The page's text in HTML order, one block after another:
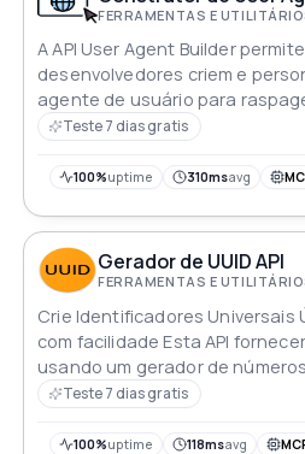
satisfying various constraints.
FERRAMENTAS E
A API User Agent Builder
desenvolvedores criem e
agente de usuário para
automação Gere strings de
navegadores e dispositivos
Teste 7 dias gratis
100%uptime 310msavg
Gerador de UUID API
FERRAMENTAS E
Crie Identificadores Universais
com facilidade Esta API
usando um gerador de
Teste 7 dias gratis
100%uptime 118msavg